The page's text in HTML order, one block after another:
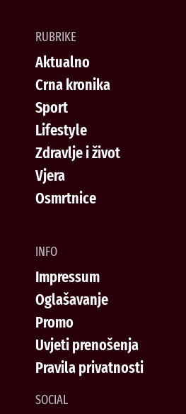
RUBRIKE
Aktualno
Crna kronika
Sport
Lifestyle
Zdravlje i život
Vjera
Osmrtnice
INFO
Impressum
Oglašavanje
Promo
Uvjeti prenošenja
Pravila privatnosti
SOCIAL